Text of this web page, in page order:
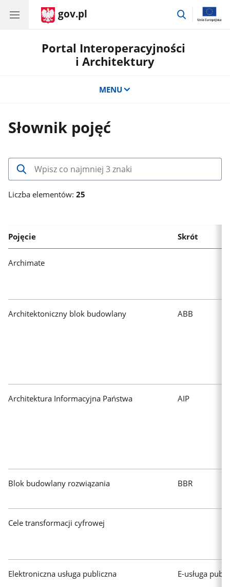
gov.pl
przejdź
Portal Interoperacyjności
i Architektury
MENU
Słownik pojęć
Wpisz
3
rozpocząć
wyszukiwanie.
Wyniki
automatycznie.
Liczba elementów:25
Pojęcie Skrót
Archimate
Architektoniczny blok budowlany ABB
Architektura Informacyjna Państwa AIP
Blok budowlany rozwiązania BBR
Cele transformacji cyfrowej
Elektroniczna usługa publiczna E-usługa